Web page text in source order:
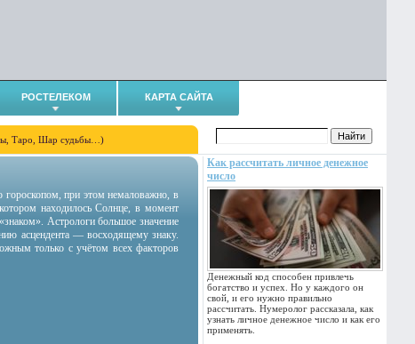
РОСТЕЛЕКОМ КАРТА САЙТА
Таро, Шар судьбы…)
Как рассчитать личное денежное
число
Денежный код способен привлечь
богатство и успех. Но у каждого он
свой, и его нужно правильно
рассчитать. Нумеролог рассказала, как
узнать личное денежное число и как его
применять.
гороскопом, при этом немаловажно, в
находилось Солнце, в момент
Астрологи большое значение
асцендента — восходящему знаку.
только с учётом всех факторов